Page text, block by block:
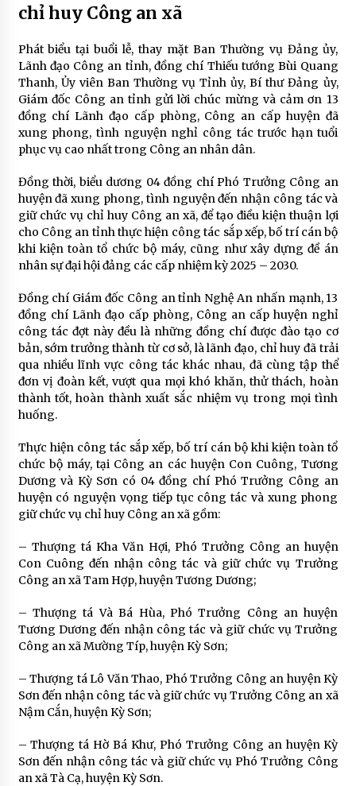
chỉ huy Công an xã
Phát biểu tại buổi lễ, thay mặt Ban Thường vụ Đảng ủy,
Lãnh đạo Công an tỉnh, đồng chí Thiếu tướng Bùi Quang
Thanh, Ủy viên Ban Thường vụ Tỉnh ủy, Bí thư Đảng ủy,
Giám đốc Công an tỉnh gửi lời chúc mừng và cảm ơn 13
đồng chí Lãnh đạo cấp phòng, Công an cấp huyện đã
xung phong, tình nguyện nghỉ công tác trước hạn tuổi
phục vụ cao nhất trong Công an nhân dân.
Đồng thời, biểu dương 04 đồng chí Phó Trưởng Công an
huyện đã xung phong, tình nguyện đến nhận công tác và
giữ chức vụ chỉ huy Công an xã, để tạo điều kiện thuận lợi
cho Công an tỉnh thực hiện công tác sắp xếp, bố trí cán bộ
khi kiện toàn tổ chức bộ máy, cũng như xây dựng đề án
nhân sự đại hội đảng các cấp nhiệm kỳ 2025 – 2030.
Đồng chí Giám đốc Công an tỉnh Nghệ An nhấn mạnh, 13
đồng chí Lãnh đạo cấp phòng, Công an cấp huyện nghỉ
công tác đợt này đều là những đồng chí được đào tạo cơ
bản, sớm trưởng thành từ cơ sở, là lãnh đạo, chỉ huy đã trải
qua nhiều lĩnh vực công tác khác nhau, đã cùng tập thể
đơn vị đoàn kết, vượt qua mọi khó khăn, thử thách, hoàn
thành tốt, hoàn thành xuất sắc nhiệm vụ trong mọi tình
huống.
Thực hiện công tác sắp xếp, bố trí cán bộ khi kiện toàn tổ
chức bộ máy, tại Công an các huyện Con Cuông, Tương
Dương và Kỳ Sơn có 04 đồng chí Phó Trưởng Công an
huyện có nguyện vọng tiếp tục công tác và xung phong
giữ chức vụ chỉ huy Công an xã gồm:
– Thượng tá Kha Văn Hợi, Phó Trưởng Công an huyện
Con Cuông đến nhận công tác và giữ chức vụ Trưởng
Công an xã Tam Hợp, huyện Tương Dương;
– Thượng tá Và Bá Hùa, Phó Trưởng Công an huyện
Tương Dương đến nhận công tác và giữ chức vụ Trưởng
Công an xã Mường Típ, huyện Kỳ Sơn;
– Thượng tá Lô Văn Thao, Phó Trưởng Công an huyện Kỳ
Sơn đến nhận công tác và giữ chức vụ Trưởng Công an xã
Nậm Cắn, huyện Kỳ Sơn;
– Thượng tá Hờ Bá Khư, Phó Trưởng Công an huyện Kỳ
Sơn đến nhận công tác và giữ chức vụ Phó Trưởng Công
an xã Tà Cạ, huyện Kỳ Sơn.